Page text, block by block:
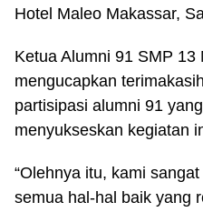
Hotel Maleo Makassar,
Ketua Alumni 91 SMP 13
mengucapkan
partisipasi alumni 91
menyukseskan kegiatan
“Olehnya itu, kami
semua hal-hal baik yang